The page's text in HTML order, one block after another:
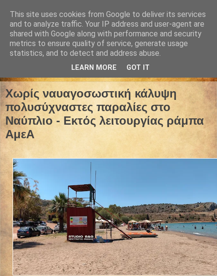
Χωρίς ναυαγοσωστική κάλυψη
πολυσύχναστες παραλίες στο
Ναύπλιο - Εκτός λειτουργίας ράμπα
ΑμεΑ
This site uses cookies from Google to deliver its services
and to analyze traffic. Your IP address and user-agent are
shared with Google along with performance and security
metrics to ensure quality of service, generate usage
statistics, and to detect and address abuse.
LEARN MORE GOT IT